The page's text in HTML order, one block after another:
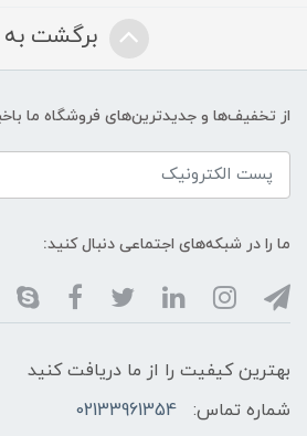
برگشت به
از تخفیف‌ها و جدیدترین‌های فروشگاه ما
ما را در شبکه‌های اجتماعی دنبال کنید:
بهترین کیفیت را از ما دریافت کنید
شماره تماس:
02133961354